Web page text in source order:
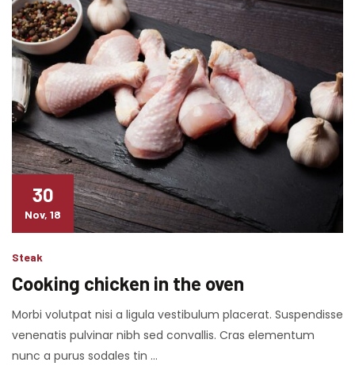
30
Nov, 18
Steak
Cooking chicken in the oven
Morbi volutpat nisi a ligula vestibulum placerat. Suspendisse
venenatis pulvinar nibh sed convallis. Cras elementum
nunc a purus sodales tin …